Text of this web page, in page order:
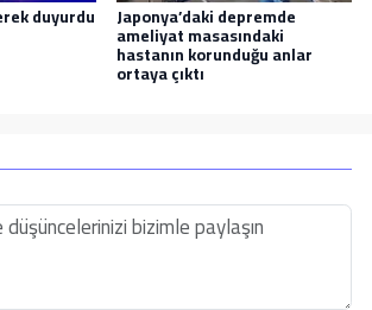
duyurdu Japonya’daki depremde
ameliyat masasındaki
hastanın korunduğu anlar
ortaya çıktı